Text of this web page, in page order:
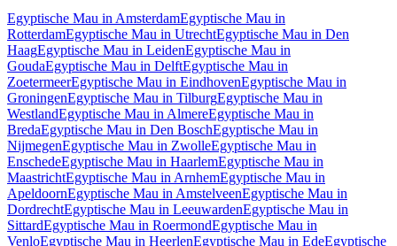
Egyptische Mau in AmsterdamEgyptische Mau in
RotterdamEgyptische Mau in UtrechtEgyptische Mau in Den
HaagEgyptische Mau in LeidenEgyptische Mau in
GoudaEgyptische Mau in DelftEgyptische Mau in
ZoetermeerEgyptische Mau in EindhovenEgyptische Mau in
GroningenEgyptische Mau in TilburgEgyptische Mau in
WestlandEgyptische Mau in AlmereEgyptische Mau in
BredaEgyptische Mau in Den BoschEgyptische Mau in
NijmegenEgyptische Mau in ZwolleEgyptische Mau in
EnschedeEgyptische Mau in HaarlemEgyptische Mau in
MaastrichtEgyptische Mau in ArnhemEgyptische Mau in
ApeldoornEgyptische Mau in AmstelveenEgyptische Mau in
DordrechtEgyptische Mau in LeeuwardenEgyptische Mau in
SittardEgyptische Mau in RoermondEgyptische Mau in
VenloEgyptische Mau in HeerlenEgyptische Mau in EdeEgyptische